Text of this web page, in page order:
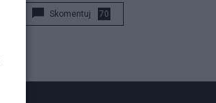
Skomentuj 70